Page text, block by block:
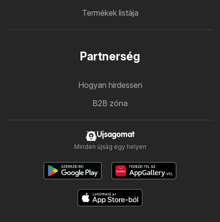
Termékek listája
Partnerség
Hogyan hirdessen
B2B zóna
Ujsagomat
Minden újság egy helyen